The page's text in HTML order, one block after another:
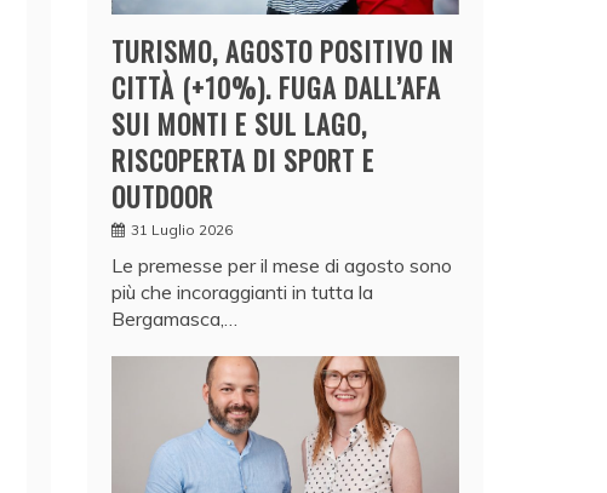
TURISMO, AGOSTO POSITIVO IN
CITTÀ (+10%). FUGA DALL’AFA
SUI MONTI E SUL LAGO,
RISCOPERTA DI SPORT E
OUTDOOR
31 Luglio 2026
Le premesse per il mese di agosto sono
più che incoraggianti in tutta la
Bergamasca,…